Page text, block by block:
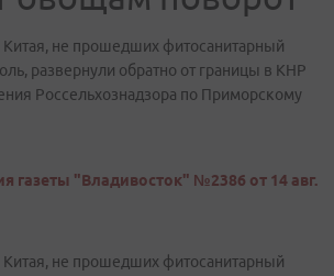
Китая, не прошедших фитосанитарный
развернули обратно от границы в КНР
Россельхознадзора по Приморскому
газеты "Владивосток" №2386 от 14 авг.
Китая, не прошедших фитосанитарный